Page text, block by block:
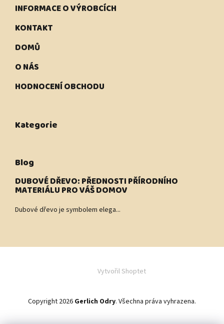
INFORMACE O VÝROBCÍCH
KONTAKT
DOMŮ
O NÁS
HODNOCENÍ OBCHODU
Kategorie
Blog
DUBOVÉ DŘEVO: PŘEDNOSTI PŘÍRODNÍHO
MATERIÁLU PRO VÁŠ DOMOV
Dubové dřevo je symbolem elega...
Vytvořil Shoptet
Copyright 2026 Gerlich Odry. Všechna práva vyhrazena.